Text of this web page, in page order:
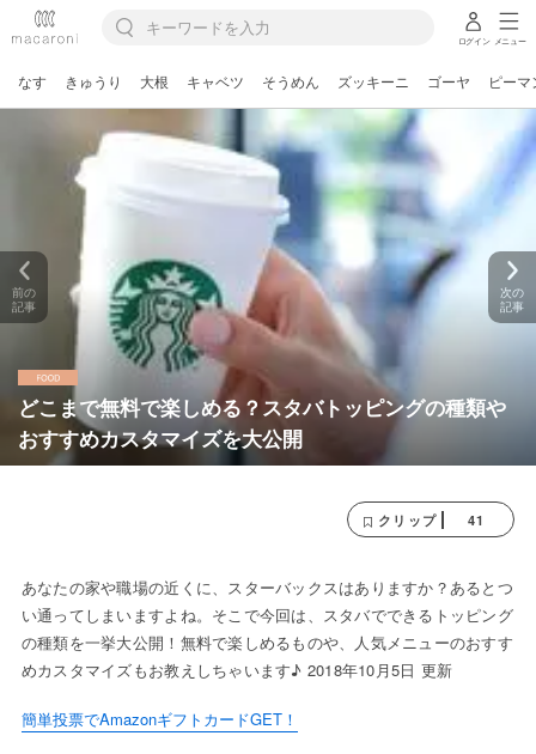
ログイン メニュー
なす きゅうり 大根 キャベツ そうめん ズッキーニ ゴーヤ ピーマ
どこまで無料で楽しめる？スタバトッピングの種類や
おすすめカスタマイズを大公開
前の
記事
次の
記事
クリップ 41
あなたの家や職場の近くに、スターバックスはありますか？あるとつ
い通ってしまいますよね。そこで今回は、スタバでできるトッピング
の種類を一挙大公開！無料で楽しめるものや、人気メニューのおすす
めカスタマイズもお教えしちゃいます♪ 2018年10月5日 更新
簡単投票でAmazonギフトカードGET！